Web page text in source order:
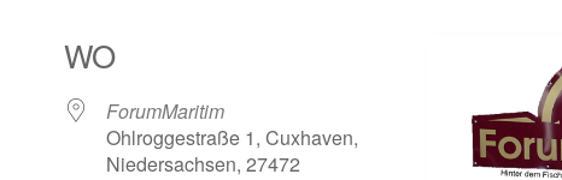
WO
ForumMaritim
Ohlroggestraße 1, Cuxhaven,
Niedersachsen, 27472